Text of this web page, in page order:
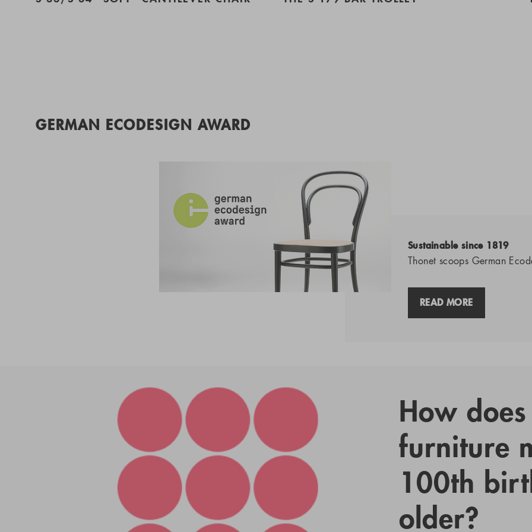
GERMAN ECODESIGN AWARD
Sustainable since 1819
Thonet scoops German
READ MORE
How
furniture
100th
older?